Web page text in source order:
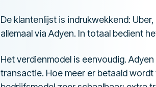
De klantenlijst is indrukwekkend:
allemaal via Adyen. In totaal bedient
Het verdienmodel is eenvoudig.
transactie. Hoe meer er betaald